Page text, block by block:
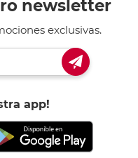
newsletter
exclusivas.
app!